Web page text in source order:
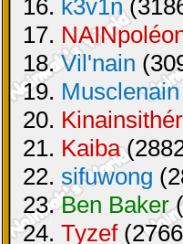
16. k3v1n
17.
18.Vil'nain
19. Musclenain
20.
21. Kaiba
22. sifuwong
23.Ben Baker
24. Tyzef